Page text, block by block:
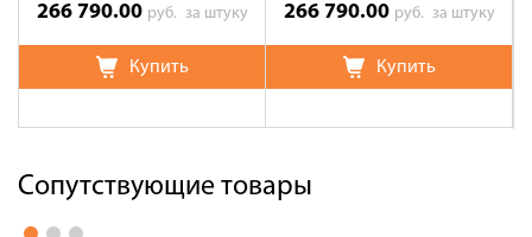
266 790.00 руб. за штуку
Купить
266 790.00 руб. за штуку
Купить
Сопутствующие товары